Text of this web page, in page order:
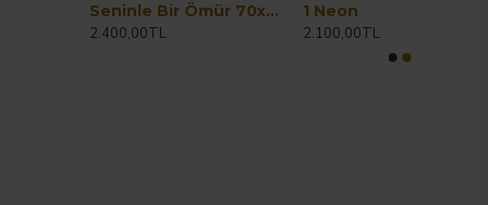
Seninle Bir Ömür 70x70
2.400,00TL
1 Neon
2.100,00TL